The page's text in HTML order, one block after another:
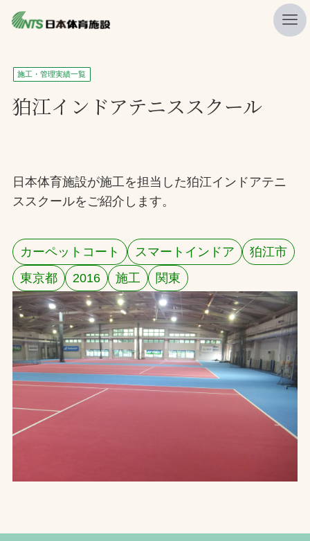
私たちの強み
ニュース
製品・サービス一覧
施工・管理実績一覧
採用情報
検索
お問合せ
お取引先の皆様へ
プライバシーポリシー
ソーシャルメディアポリシー
施工・管理実績一覧
狛江インドアテニススクール
日本体育施設が施工を担当した狛江インドアテニ
ススクールをご紹介します。
カーペットコート スマートインドア
狛江市
東京都
2016 施工 関東